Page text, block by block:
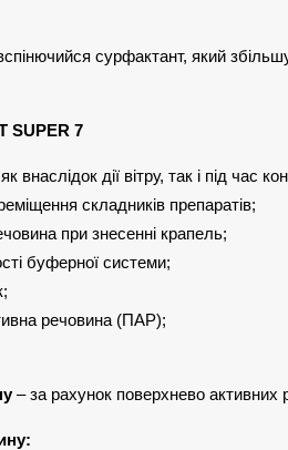
сурфактант, який
7
дії вітру, так і під час
складників препаратів;
при знесенні крапель;
буферної системи;
речовина (ПАР);
– за рахунок поверхнево активних